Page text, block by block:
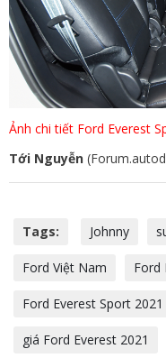
Ảnh chi tiết Ford Everest
Tới Nguyễn
Tags: Johnny
Ford Việt Nam Ford
Ford Everest Sport 2021
giá Ford Everest 2021